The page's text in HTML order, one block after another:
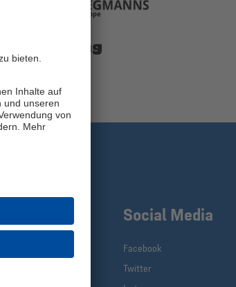
Social Media
Facebook
Twitter